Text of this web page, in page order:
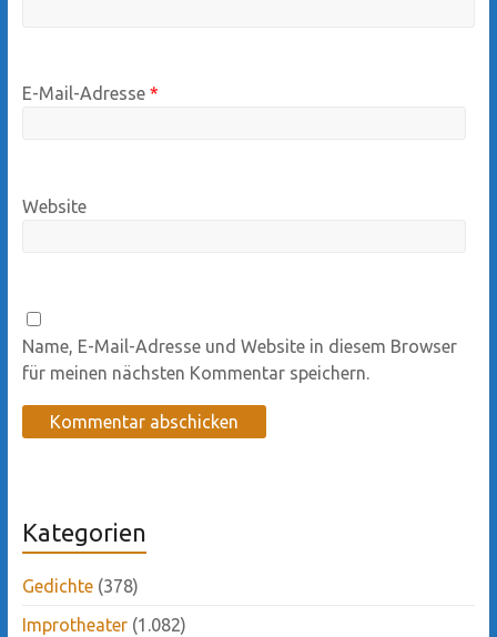
E-Mail-Adresse *
Website
Name, E-Mail-Adresse und Website in diesem Browser
für meinen nächsten Kommentar speichern.
Kategorien
Gedichte(378)
Improtheater(1.082)